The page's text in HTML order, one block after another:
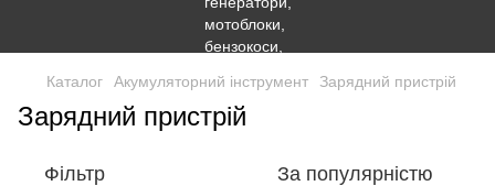
Каталог Акумуляторний інструмент Зарядний пристрій
Зарядний пристрій
Фільтр За популярністю